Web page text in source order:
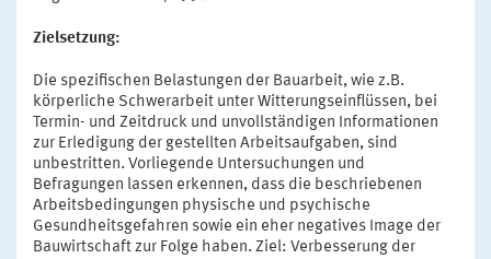
Zielsetzung:
Die spezifischen Belastungen der Bauarbeit, wie z.B.
körperliche Schwerarbeit unter Witterungseinflüssen, bei
Termin- und Zeitdruck und unvollständigen Informationen
zur Erledigung der gestellten Arbeitsaufgaben, sind
unbestritten. Vorliegende Untersuchungen und
Befragungen lassen erkennen, dass die beschriebenen
Arbeitsbedingungen physische und psychische
Gesundheitsgefahren sowie ein eher negatives Image der
Bauwirtschaft zur Folge haben. Ziel: Verbesserung der